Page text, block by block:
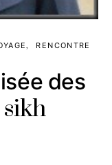
RENCONTRE
des